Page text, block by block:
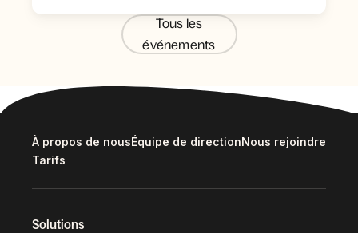
Tous les
événements
À propos de nousÉquipe de directionNous rejoindre
Tarifs
Solutions